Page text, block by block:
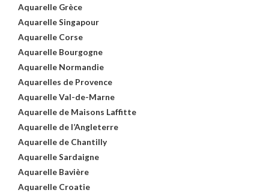
Aquarelle Grèce
Aquarelle Singapour
Aquarelle Corse
Aquarelle Bourgogne
Aquarelle Normandie
Aquarelles de Provence
Aquarelle Val-de-Marne
Aquarelle de Maisons Laffitte
Aquarelle de l’Angleterre
Aquarelle de Chantilly
Aquarelle Sardaigne
Aquarelle Bavière
Aquarelle Croatie